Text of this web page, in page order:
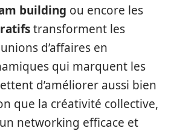
building ou encore les
transforment les
d’affaires en
qui marquent les
d’améliorer aussi bien
que la créativité collective,
networking efficace et